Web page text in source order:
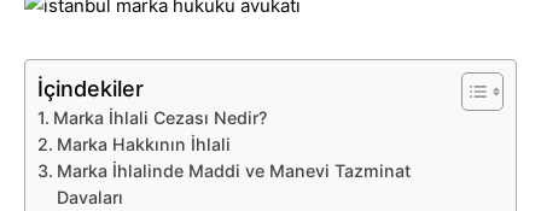
İçindekiler
Marka İhlali Cezası Nedir?
Marka Hakkının İhlali
Marka İhlalinde Maddi ve Manevi Tazminat
Davaları